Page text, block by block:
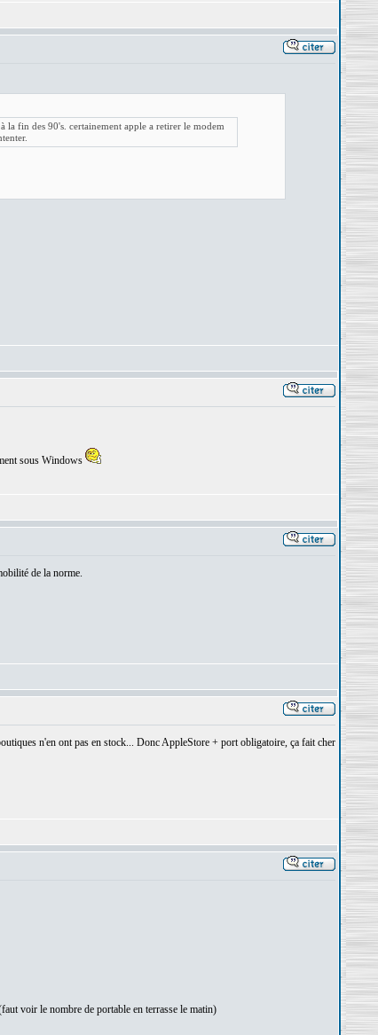
la fin des 90's. certainement apple a retirer le modem
sous Windows
de la norme.
n'en ont pas en stock... Donc AppleStore + port obligatoire, ça fait cher
voir le nombre de portable en terrasse le matin)